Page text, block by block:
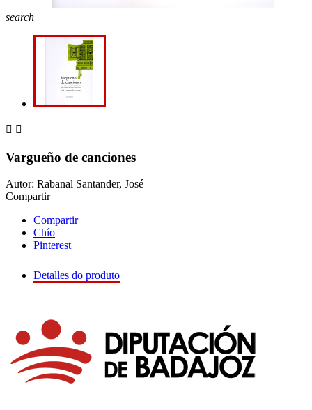
search
 
Vargueño de canciones
Autor: Rabanal Santander, José
Compartir
Compartir
Chío
Pinterest
Detalles do produto